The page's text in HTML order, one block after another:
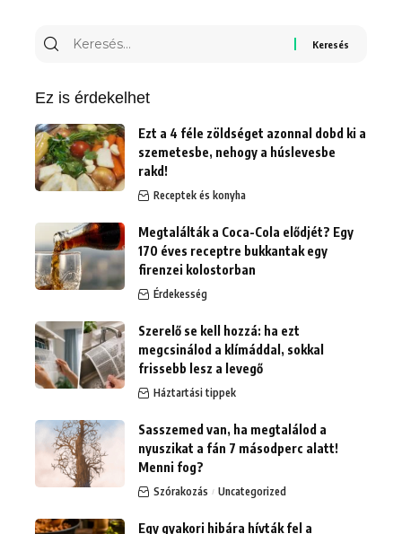
Keresés
Ez is érdekelhet
Ezt a 4 féle zöldséget azonnal dobd ki a
szemetesbe, nehogy a húslevesbe
rakd!
Receptek és konyha
Megtalálták a Coca-Cola elődjét? Egy
170 éves receptre bukkantak egy
firenzei kolostorban
Érdekesség
Szerelő se kell hozzá: ha ezt
megcsinálod a klímáddal, sokkal
frissebb lesz a levegő
Háztartási tippek
Sasszemed van, ha megtalálod a
nyuszikat a fán 7 másodperc alatt!
Menni fog?
Szórakozás Uncategorized
Egy gyakori hibára hívták fel a